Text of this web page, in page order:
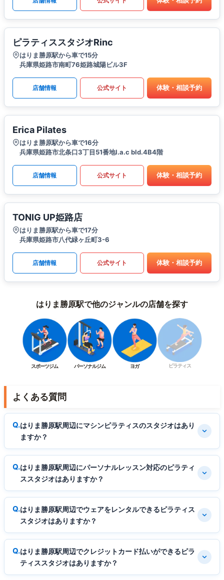
ピラティススタジオRinc
はりま勝原駅から車で15分
兵庫県姫路市南町76姫路城陽ビル3F
店舗情報 公式サイト 体験・相談予約
Erica Pilates
はりま勝原駅から車で16分
兵庫県姫路市北条口3丁目51番地l.a.c bld.4B4階
店舗情報 公式サイト 体験・相談予約
TONIG UP姫路店
はりま勝原駅から車で17分
兵庫県姫路市八代緑ヶ丘町3-6
店舗情報 公式サイト 体験・相談予約
はりま勝原駅で他のジャンルの店舗を探す
スポーツジム パーソナルジム ヨガ ピラティス
よくある質問
はりま勝原駅周辺にマシンピラティスのスタジオはあり
ますか？
はりま勝原駅周辺にパーソナルレッスン対応のピラティ
ススタジオはありますか？
はりま勝原駅周辺でウェアをレンタルできるピラティス
スタジオはありますか？
はりま勝原駅周辺でクレジットカード払いができるピラ
ティススタジオはありますか？